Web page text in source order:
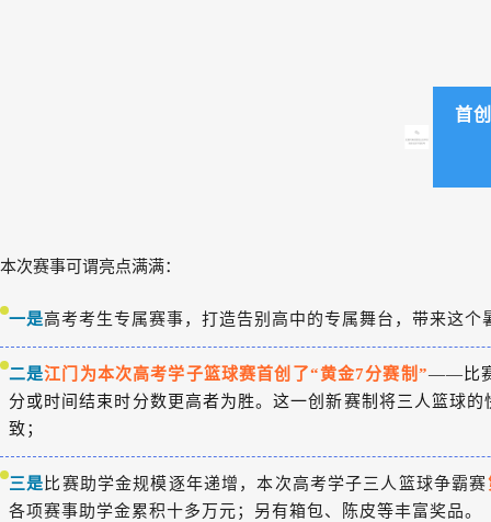
首
本次赛事可谓亮点满满：
一是高考考生专属赛事，打造告别高中的专属舞台，带来这个
二是江门为本次高考学子篮球赛首创了“黄金7分赛制”——比赛
分或时间结束时分数更高者为胜。这一创新赛制将三人篮球
致；
三是 比赛助学金规模逐年递增，本次高考学子三人篮球争霸赛
各项赛事助学金累积十多万元；另有箱包、陈皮等丰富奖品。